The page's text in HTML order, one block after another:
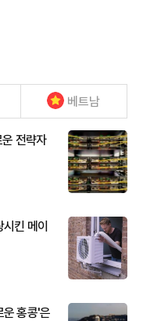
베트남
전략자
킨 메이
운 홍콩'은